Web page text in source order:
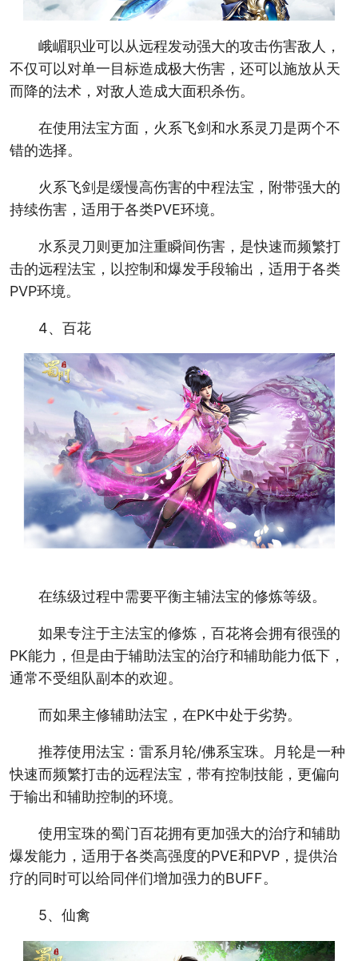
峨嵋职业可以从远程发动强大的攻击伤害敌人，
不仅可以对单一目标造成极大伤害，还可以施放从天
而降的法术，对敌人造成大面积杀伤。
在使用法宝方面，火系飞剑和水系灵刀是两个不
错的选择。
火系飞剑是缓慢高伤害的中程法宝，附带强大的
持续伤害，适用于各类PVE环境。
水系灵刀则更加注重瞬间伤害，是快速而频繁打
击的远程法宝，以控制和爆发手段输出，适用于各类
PVP环境。
4、百花
在练级过程中需要平衡主辅法宝的修炼等级。
如果专注于主法宝的修炼，百花将会拥有很强的
PK能力，但是由于辅助法宝的治疗和辅助能力低下，
通常不受组队副本的欢迎。
而如果主修辅助法宝，在PK中处于劣势。
推荐使用法宝：雷系月轮/佛系宝珠。月轮是一种
快速而频繁打击的远程法宝，带有控制技能，更偏向
于输出和辅助控制的环境。
使用宝珠的蜀门百花拥有更加强大的治疗和辅助
爆发能力，适用于各类高强度的PVE和PVP，提供治
疗的同时可以给同伴们增加强力的BUFF。
5、仙禽